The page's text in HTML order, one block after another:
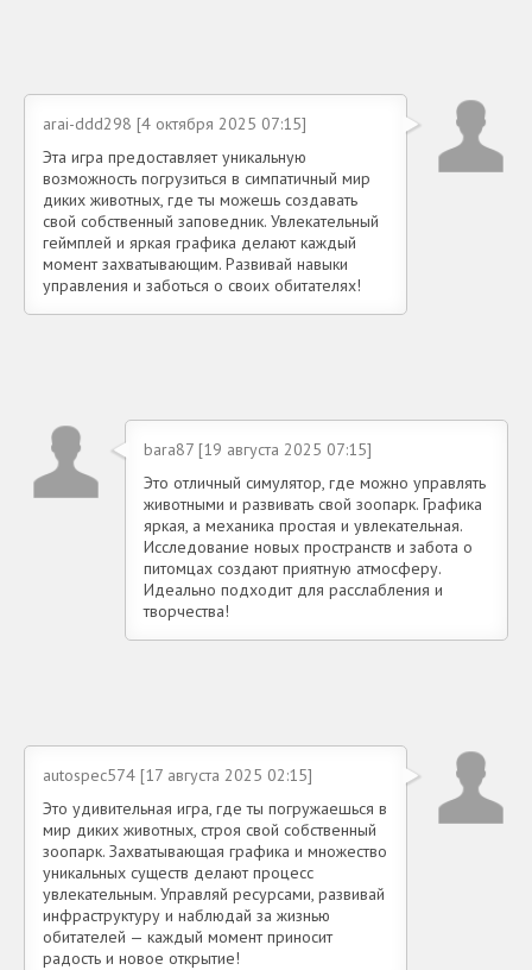
arai-ddd298 [4 октября 2025 07:15]
Эта игра предоставляет уникальную
возможность погрузиться в симпатичный мир
диких животных, где ты можешь создавать
свой собственный заповедник. Увлекательный
геймплей и яркая графика делают каждый
момент захватывающим. Развивай навыки
управления и заботься о своих обитателях!
bara87 [19 августа 2025 07:15]
Это отличный симулятор, где можно управлять
животными и развивать свой зоопарк. Графика
яркая, а механика простая и увлекательная.
Исследование новых пространств и забота о
питомцах создают приятную атмосферу.
Идеально подходит для расслабления и
творчества!
autospec574 [17 августа 2025 02:15]
Это удивительная игра, где ты погружаешься в
мир диких животных, строя свой собственный
зоопарк. Захватывающая графика и множество
уникальных существ делают процесс
увлекательным. Управляй ресурсами, развивай
инфраструктуру и наблюдай за жизнью
обитателей — каждый момент приносит
радость и новое открытие!